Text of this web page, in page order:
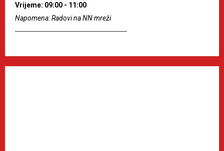
Vrijeme: 09:00 - 11:00
Napomena: Radovi na NN mreži
--------------------------------------------------------